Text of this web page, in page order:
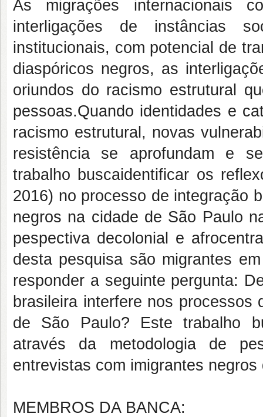
As migrações internacionais
interligações de instâncias
institucionais, com potencial de
diaspóricos negros, as
oriundos do racismo estrutural
pessoas.Quando identidades e
racismo estrutural, novas
resistência se aprofundam e
trabalho buscaidentificar os
2016) no processo de integração
negros na cidade de São Paulo
pespectiva decolonial e
desta pesquisa são migrantes
responder a seguinte pergunta:
brasileira interfere nos
de São Paulo? Este trabalho
através da metodologia de
entrevistas com imigrantes
MEMBROS DA BANCA: